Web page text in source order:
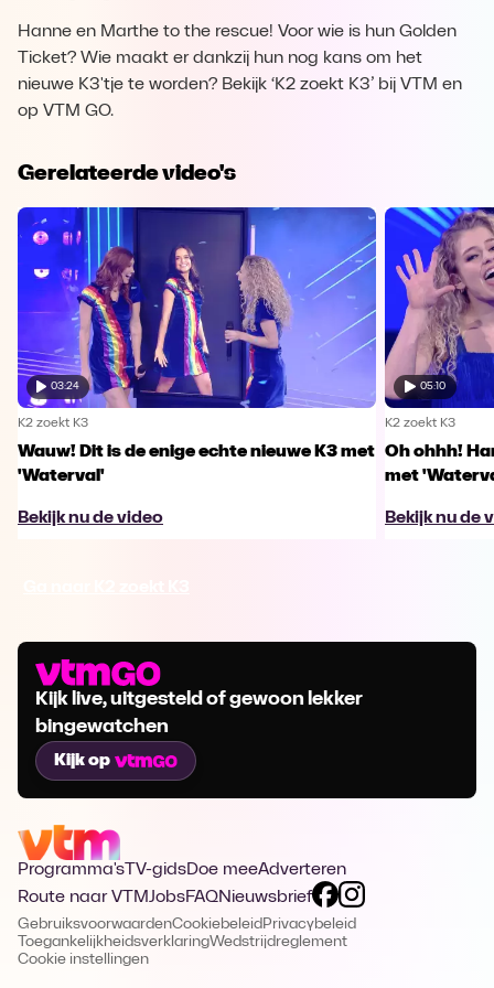
Hanne en Marthe to the rescue! Voor wie is hun Golden
Ticket? Wie maakt er dankzij hun nog kans om het
nieuwe K3'tje te worden? Bekijk ‘K2 zoekt K3’ bij VTM en
op VTM GO.
Gerelateerde video's
03:24
K2 zoekt K3
Wauw! Dit is de enige echte nieuwe K3 met
'Waterval'
Bekijk nu de video
05:10
K2 zoekt K3
Oh ohhh!
met
Bekijk nu de
Kijk live, uitgesteld of gewoon lekker
bingewatchen
Kijk op
Programma's TV-gidsDoe meeAdverteren
Route naar VTMJobsFAQNieuwsbrief
GebruiksvoorwaardenCookiebeleid Privacybeleid
ToegankelijkheidsverklaringWedstrijdreglement
Cookie instellingen